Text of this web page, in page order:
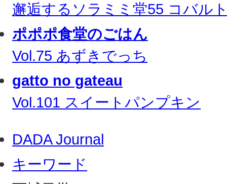
邂逅するソラミミ堂55 コバル
ポポポ食堂のごはん
Vol.75 あずきでっち
gatto no gateau
Vol.101 スイートパンプキン
DADA Journal
キーワード